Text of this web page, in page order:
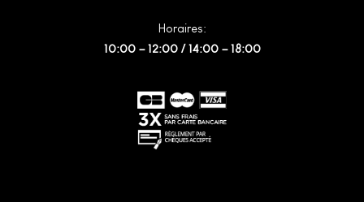
Horaires:
10:00 – 12:00 / 14:00 – 18:00